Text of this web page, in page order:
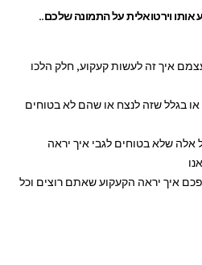
וירטואלית על התמונה שלכם..
איך זה לעשות קעקוע, חלק הלכו
בגלל שזה לנצח או שהם לא בטוחים
שלא בטוחים לגבי איך יראה
על גופכם איך יראה הקעקוע שאתם רוצים וכל